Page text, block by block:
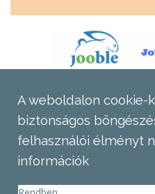
A weboldalon cookie-
biztonságos
felhasználói élményt
információk